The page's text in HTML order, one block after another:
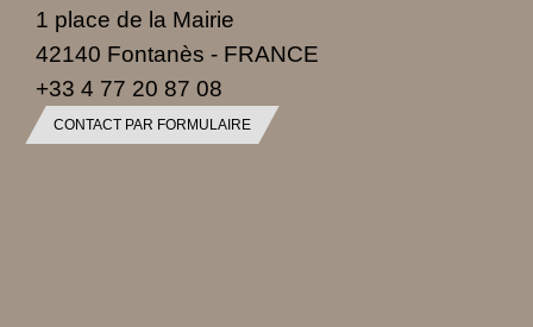
1 place de la Mairie
42140 Fontanès - FRANCE
+33 4 77 20 87 08
CONTACT PAR FORMULAIRE